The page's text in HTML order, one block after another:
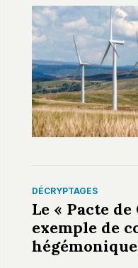
DÉCRYPTAGES
Le « Pacte
exemple de